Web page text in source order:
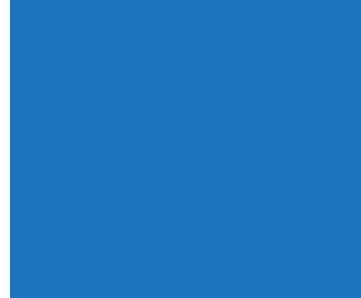
เอสซีจี ผนึก ม.มหิดล ยกระดับ Work-based
วิริยะประกันภัย หนุนเยาวชนสู่เวทีวิชาการ